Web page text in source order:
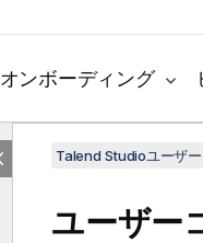
オンボーディング
Talend Studioユーザ
ユーザー